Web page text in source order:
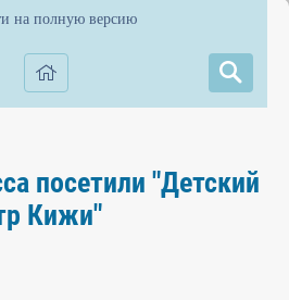
на полную версию
посетили "Детский
Кижи"